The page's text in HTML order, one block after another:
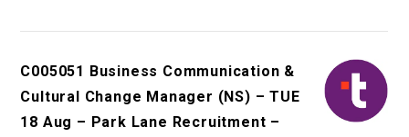
C005051 Business Communication &
Cultural Change Manager (NS) – TUE
18 Aug – Park Lane Recruitment –